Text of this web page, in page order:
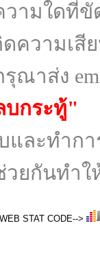
ามใดที่
ดความเ
ณาส่ง
บกระทู้"
และทำก
ยกันทำใ
STAT CODE-->